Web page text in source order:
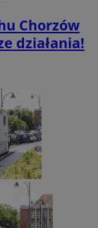
Chorzów
działania!